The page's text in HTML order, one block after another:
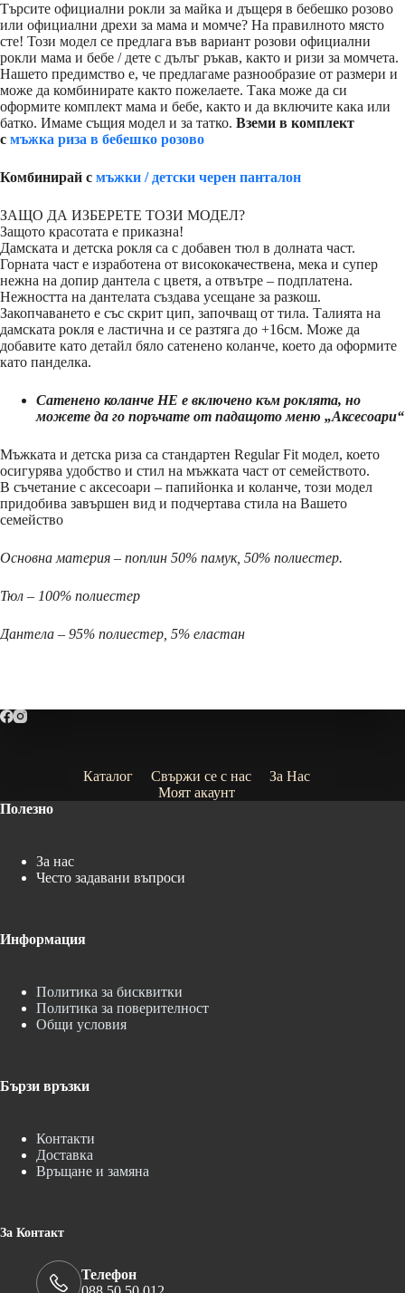
Търсите официални рокли за майка и дъщеря в бебешко розово
или официални дрехи за мама и момче? На правилното място
сте! Този модел се предлага във вариант розови официални
рокли мама и бебе / дете с дълъг ръкав, както и ризи за момчета.
Нашето предимство е, че предлагаме разнообразие от размери и
може да комбинирате както пожелаете. Така може да си
оформите комплект мама и бебе, както и да включите кака или
батко. Имаме същия модел и за татко. Вземи в комплект
с мъжка риза в бебешко розово
Комбинирай с мъжки / детски черен панталон
ЗАЩО ДА ИЗБЕРЕТЕ ТОЗИ МОДЕЛ?
Защото красотата е приказна!
Дамската и детска рокля са с добавен тюл в долната част.
Горната част е изработена от висококачествена, мека и супер
нежна на допир дантела с цветя, а отвътре – подплатена.
Нежността на дантелата създава усещане за разкош.
Закопчаването е със скрит цип, започващ от тила. Талията на
дамската рокля е ластична и се разтяга до +16см. Може да
добавите като детайл бяло сатенено коланче, което да оформите
като панделка.
Сатенено коланче НЕ е включено към роклята, но
можете да го поръчате от падащото меню „Аксесоари“
Мъжката и детска риза са стандартен Regular Fit модел, което
осигурява удобство и стил на мъжката част от семейството.
В съчетание с аксесоари – папийонка и коланче, този модел
придобива завършен вид и подчертава стила на Вашето
семейство
Основна материя – поплин 50% памук, 50% полиестер.
Тюл – 100% полиестер
Дантела – 95% полиестер, 5% еластан
Каталог Свържи се с нас
За Нас
Моят акаунт
Полезно
За нас
Често задавани въпроси
Информация
Политика за бисквитки
Политика за поверителност
Общи условия
Бързи връзки
Контакти
Доставка
Връщане и замяна
За Контакт
Телефон